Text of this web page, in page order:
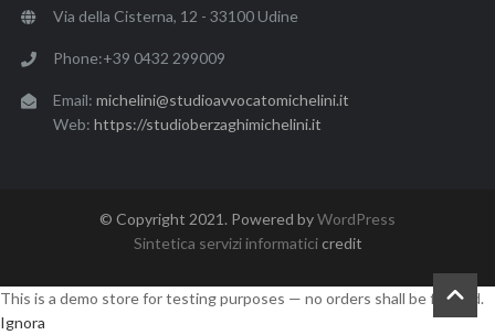
Via della Cisterna, 12 - 33100 Udine
Phone:+39 0432 299009
Email: michelini@studioavvocatomichelini.it
Web: https://studioberzaghimichelini.it
© Copyright 2021. Powered byWordPress
Sintetica servizi informaticicredit
This is a demo store for testing purposes — no orders shall be fulfilled.
Ignora